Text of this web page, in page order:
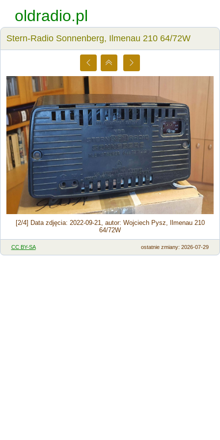
oldradio.pl
Stern-Radio Sonnenberg, Ilmenau 210 64/72W
[2/4] Data zdjęcia: 2022-09-21, autor: Wojciech Pysz, Ilmenau 210
64/72W
CC BY-SA ostatnie zmiany: 2026-07-29